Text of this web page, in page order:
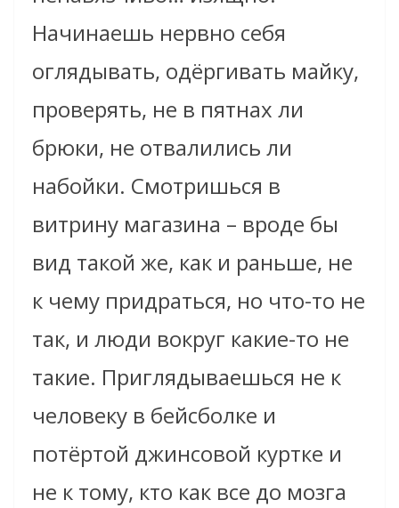
Начинаешь нервно себя
оглядывать, одёргивать майку,
проверять, не в пятнах ли
брюки, не отвалились ли
набойки. Смотришься в
витрину магазина – вроде бы
вид такой же, как и раньше, не
к чему придраться, но что-то не
так, и люди вокруг какие-то не
такие. Приглядываешься не к
человеку в бейсболке и
потёртой джинсовой куртке и
не к тому, кто как все до мозга